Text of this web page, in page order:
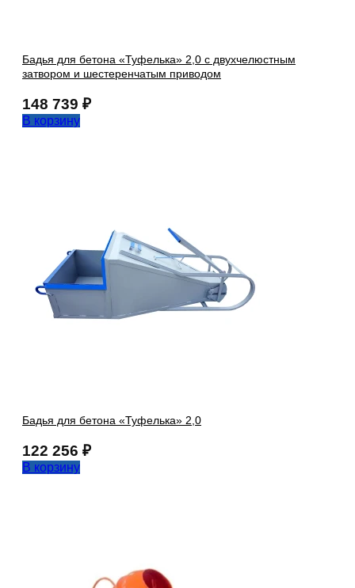
Бадья для бетона «Туфелька» 2,0 с двухчелюстным
затвором и шестеренчатым приводом
148 739 ₽
В корзину
Бадья для бетона «Туфелька» 2,0
122 256 ₽
В корзину